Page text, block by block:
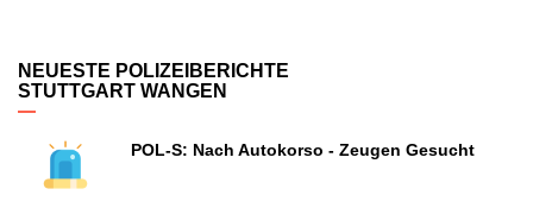
NEUESTE POLIZEIBERICHTE
STUTTGART WANGEN
POL-S: Nach Autokorso - Zeugen Gesucht